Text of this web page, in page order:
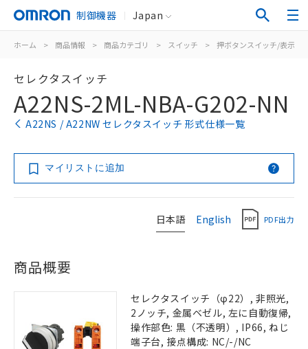
制御機器 Japan
ホーム > 商品情報 > 商品カテゴリ > スイッチ > 押ボタンスイッチ/表示灯
セレクタスイッチ
A22NS-2ML-NBA-G202-NN
A22NS / A22NW セレクタスイッチ 形式仕様一覧
マイリストに追加
日本語 English PDF出力
商品概要
セレクタスイッチ（φ22）, 非照光,
2ノッチ, 金属ベゼル, 左に自動復帰,
操作部色: 黒（不透明）, IP66, ねじ
端子台, 接点構成: NC/-/NC